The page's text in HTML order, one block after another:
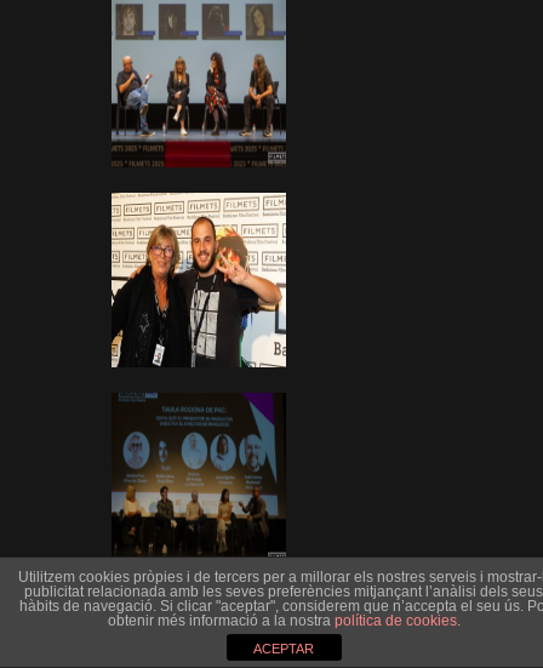
Utilitzem cookies pròpies i de tercers per a millorar els nostres serveis i
publicitat relacionada amb les seves preferències mitjançant l’anàlisi dels seus
hàbits de navegació. Si clicar "aceptar", considerem que n’accepta el seu ús.
obtenir més informació a la nostra política de cookies.
ACEPTAR